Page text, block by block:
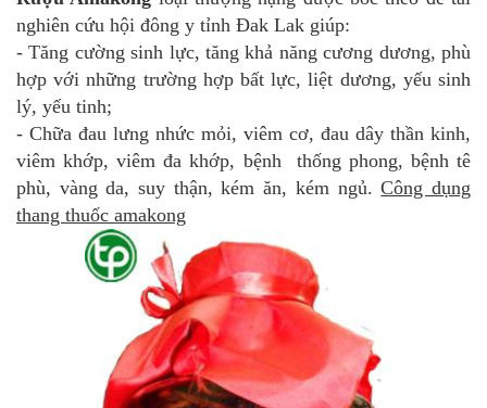
nghiên cứu hội đông y tỉnh Đak Lak giúp:
- Tăng cường sinh lực, tăng khả năng cương dương, phù
hợp với những trường hợp bất lực, liệt dương, yếu sinh
lý, yếu tinh;
- Chữa đau lưng nhức mỏi, viêm cơ, đau dây thần kinh,
viêm khớp, viêm đa khớp, bệnh thống phong, bệnh tê
phù, vàng da, suy thận, kém ăn, kém ngủ.Công dụng
thang thuốc amakong